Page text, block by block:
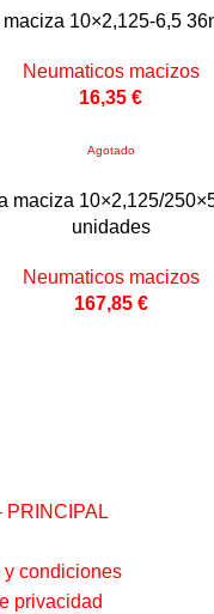
10×2,125-6,5
Neumaticos macizos
16,35€
Agotado
maciza 10×2,125/
unidades
Neumaticos macizos
167,85 €
PRINCIPAL
y condiciones
privacidad